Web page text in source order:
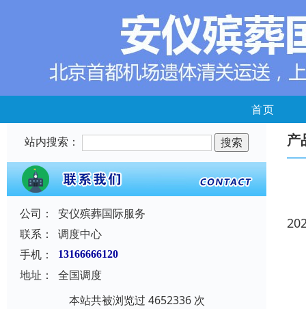
首页
站内搜索：
公司：
安仪殡葬国际服务
联系：
调度中心
手机：
13166666120
地址：
全国调度
本站共被浏览过 4652336 次
产